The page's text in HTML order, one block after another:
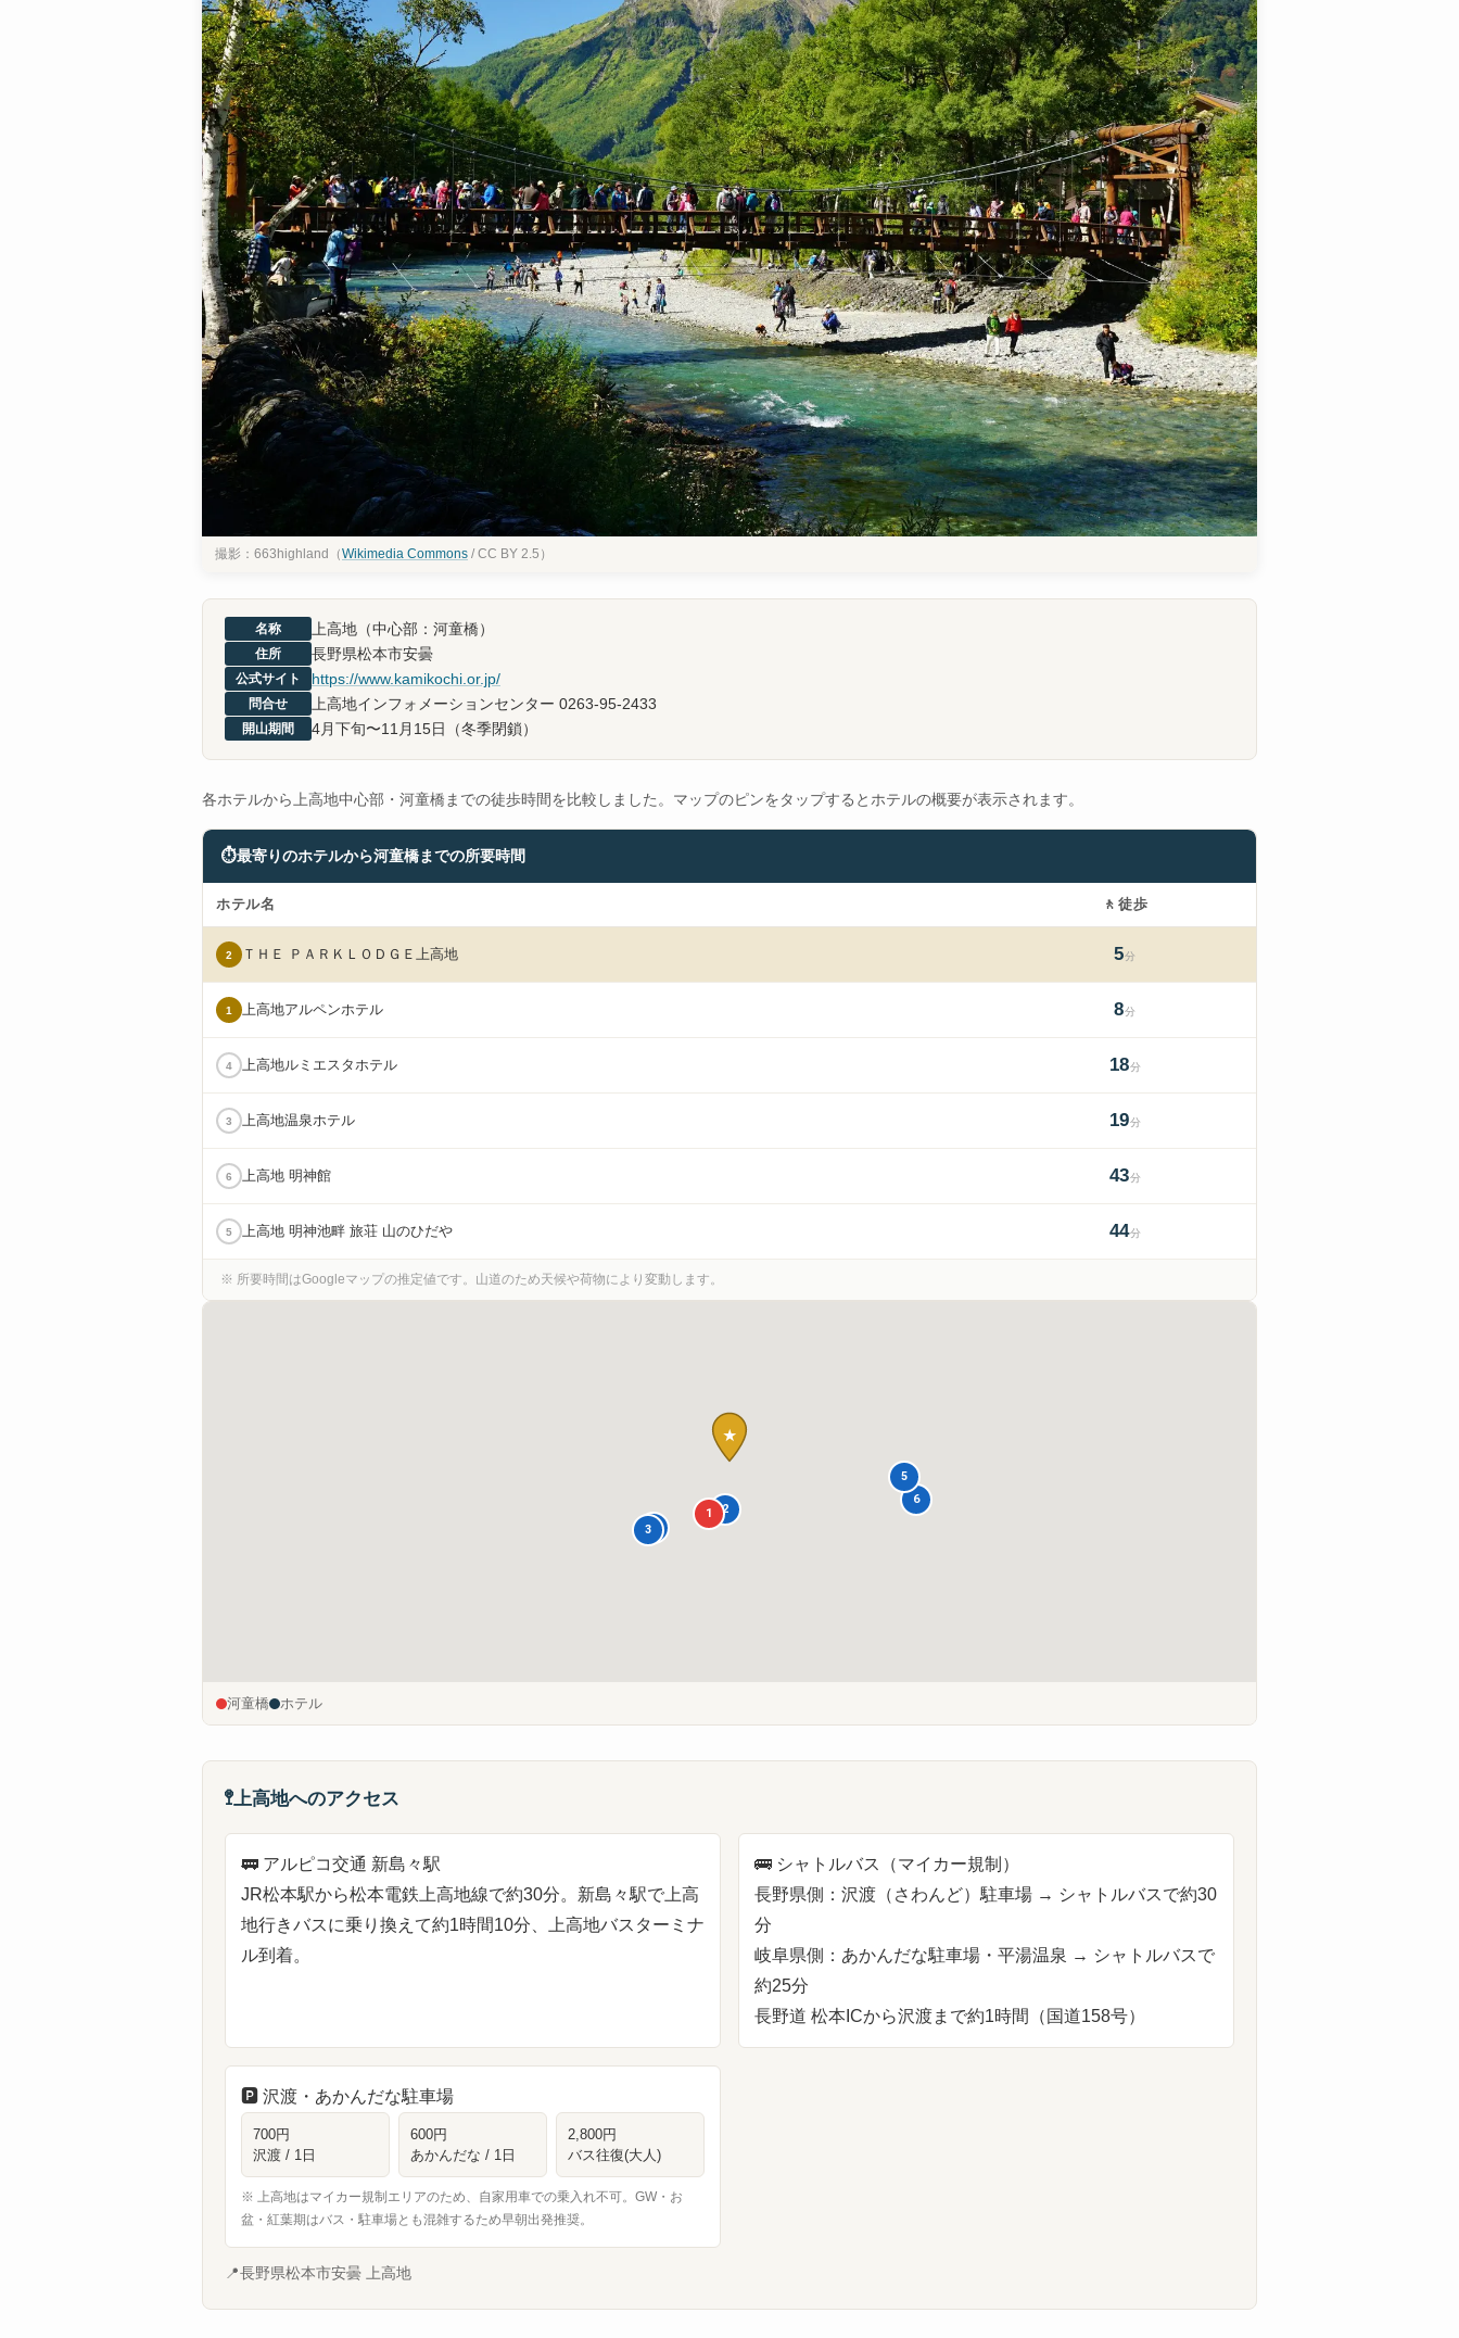
撮影：663highland（Wikimedia Commons / CC BY 2.5）
名称 上高地（中心部：河童橋）
住所 長野県松本市安曇
公式サイト https://www.kamikochi.or.jp/
問合せ 上高地インフォメーションセンター 0263-95-2433
開山期間 4月下旬〜11月15日（冬季閉鎖）
各ホテルから上高地中心部・河童橋までの徒歩時間を比較しました。マップのピンをタップするとホテルの概要が表示されます。
⏱最寄りのホテルから河童橋までの所要時間
ホテル名 🚶 徒歩
2 ＴＨＥ ＰＡＲＫＬＯＤＧＥ上高地 5分
1 上高地アルペンホテル 8分
4 上高地ルミエスタホテル 18分
3 上高地温泉ホテル 19分
6 上高地 明神館 43分
5 上高地 明神池畔 旅荘 山のひだや 44分
※ 所要時間はGoogleマップの推定値です。山道のため天候や荷物により変動します。
★
1
2
34
5
6
河童橋 ホテル
🚏上高地へのアクセス
🚃 アルピコ交通 新島々駅
JR松本駅から松本電鉄上高地線で約30分。新島々駅で上高
地行きバスに乗り換えて約1時間10分、上高地バスターミナ
ル到着。
🚌 シャトルバス（マイカー規制）
長野県側：沢渡（さわんど）駐車場 → シャトルバスで約30
分
岐阜県側：あかんだな駐車場・平湯温泉 → シャトルバスで
約25分
長野道 松本ICから沢渡まで約1時間（国道158号）
🅿️ 沢渡・あかんだな駐車場
700円
沢渡 / 1日
600円
あかんだな / 1日
2,800円
バス往復(大人)
※ 上高地はマイカー規制エリアのため、自家用車での乗入れ不可。GW・お
盆・紅葉期はバス・駐車場とも混雑するため早朝出発推奨。
📍長野県松本市安曇 上高地